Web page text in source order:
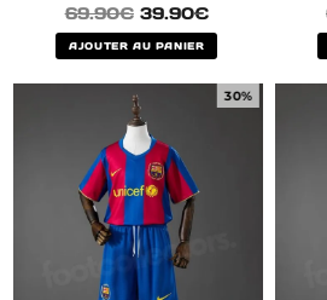
69.90€ 39.90€
AJOUTER AU PANIER
30%